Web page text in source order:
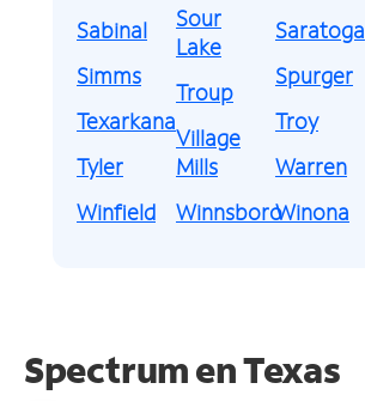
Sabinal
Simms
Texarkana
Tyler
Winfield
Sour
Lake
Troup
Village
Mills
Winnsboro
Saratoga
Spurger
Troy
Warren
Winona
Spectrum enTexas